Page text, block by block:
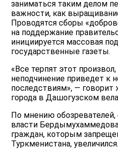
заниматься таким делом
важности, как
Проводятся сборы
на поддержание
инициируется массовая
государственные газеты.
«Все терпят этот
неподчинение приведет к
последствиям», — говорит
города в Дашогузском
По мнению
власти
граждан, которым
Туркменистана, увеличился.